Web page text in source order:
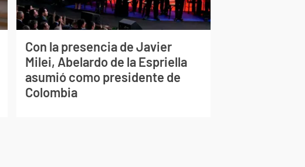
Con la presencia de Javier
Milei, Abelardo de la Espriella
asumió como presidente de
Colombia